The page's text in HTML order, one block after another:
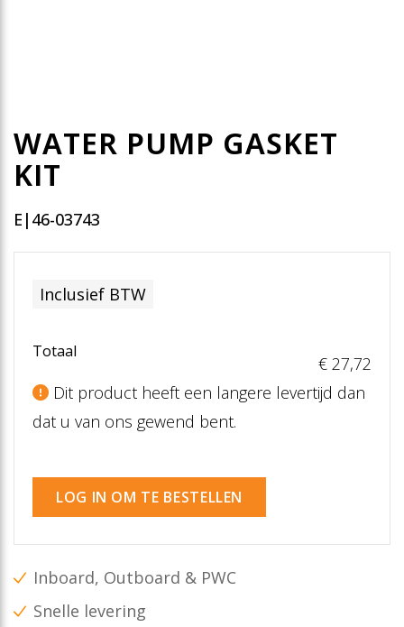
WATER PUMP GASKET
KIT
E|46-03743
Inclusief BTW
Totaal
€ 27,72
Dit product heeft een langere levertijd dan
dat u van ons gewend bent.
LOG IN OM TE BESTELLEN
Inboard, Outboard & PWC
Snelle levering